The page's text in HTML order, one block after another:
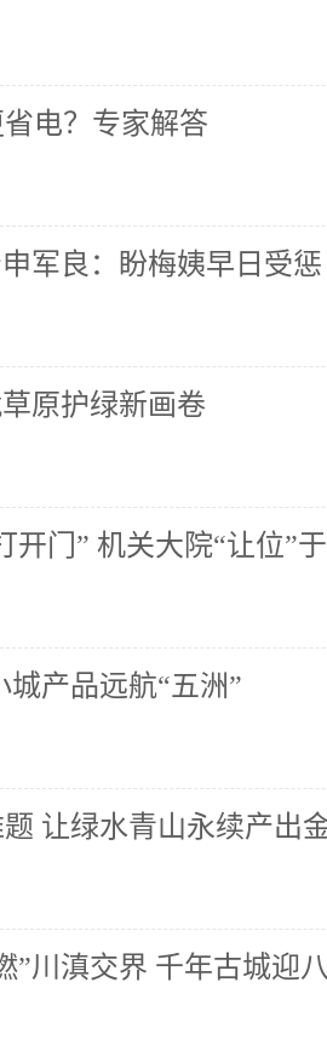
电？专家解答
军良：盼梅姨早日受惩
原护绿新画卷
开门” 机关大院“让位”
产品远航“五洲”
让绿水青山永续产出
”川滇交界 千年古城迎